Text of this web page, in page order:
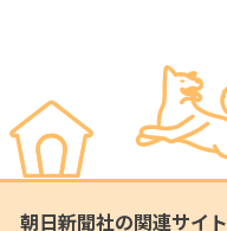
朝日新聞社の関連サイト